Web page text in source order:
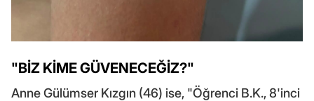
"BİZ KİME GÜVENECEĞİZ?"
Anne Gülümser Kızgın (46) ise, "Öğrenci B.K., 8'inci